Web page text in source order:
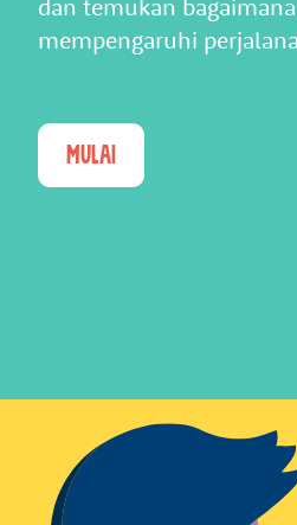
dan temukan
mempengaruhi
Mulai